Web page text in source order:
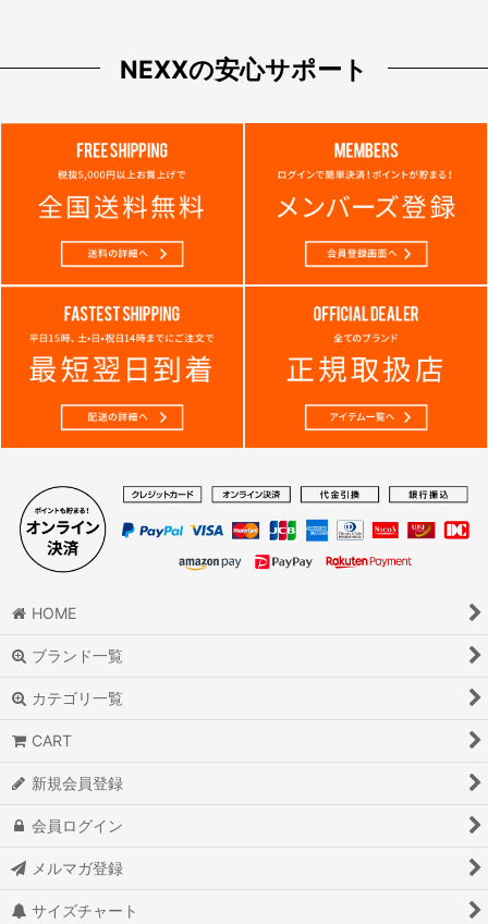
NEXXの安心サポート
HOME
ブランド一覧
カテゴリ一覧
CART
新規会員登録
会員ログイン
メルマガ登録
サイズチャート